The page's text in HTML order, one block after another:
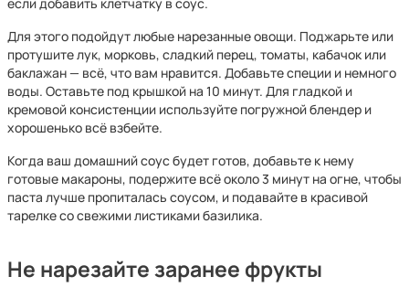
Для этого подойдут любые нарезанные овощи. Поджарьте или
протушите лук, морковь, сладкий перец, томаты, кабачок или
баклажан — всё, что вам нравится. Добавьте специи и немного
воды. Оставьте под крышкой на 10 минут. Для гладкой и
кремовой консистенции используйте погружной блендер и
хорошенько всё взбейте.
Когда ваш домашний соус будет готов, добавьте к нему
готовые макароны, подержите всё около 3 минут на огне, чтобы
паста лучше пропиталась соусом, и подавайте в красивой
тарелке со свежими листиками базилика.
Не нарезайте заранее фрукты